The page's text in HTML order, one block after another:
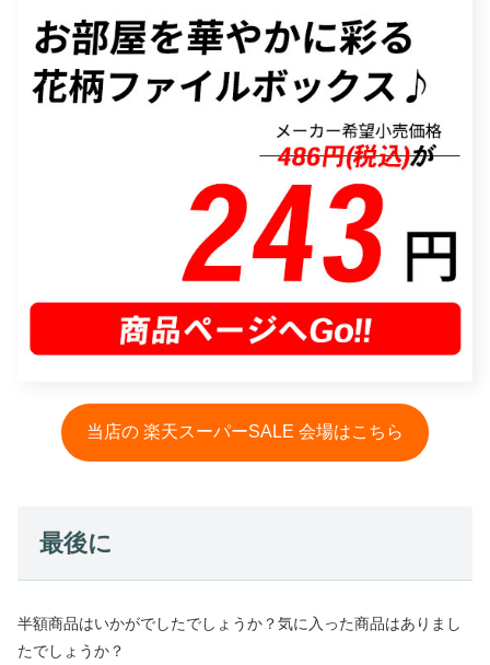
当店の 楽天スーパーSALE 会場はこちら
最後に
半額商品はいかがでしたでしょうか？気に入った商品はありまし
たでしょうか？